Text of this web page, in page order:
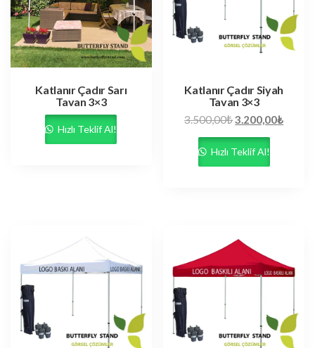
Katlanır Çadır Sarı
Tavan 3×3
Hızlı Teklif Al!
Katlanır Çadır Siyah
Tavan 3×3
3.500,00₺3.200,00₺
Hızlı Teklif Al!